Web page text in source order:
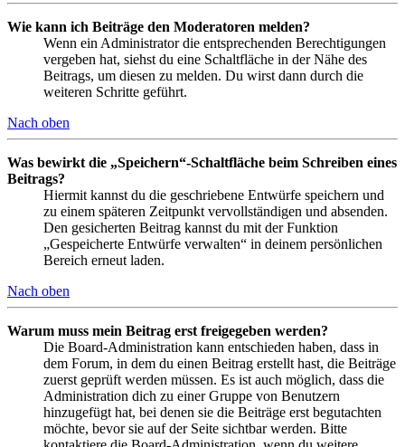
Wie kann ich Beiträge den Moderatoren melden?
Wenn ein Administrator die entsprechenden Berechtigungen
vergeben hat, siehst du eine Schaltfläche in der Nähe des
Beitrags, um diesen zu melden. Du wirst dann durch die
weiteren Schritte geführt.
Nach oben
Was bewirkt die „Speichern“-Schaltfläche beim Schreiben eines
Beitrags?
Hiermit kannst du die geschriebene Entwürfe speichern und
zu einem späteren Zeitpunkt vervollständigen und absenden.
Den gesicherten Beitrag kannst du mit der Funktion
„Gespeicherte Entwürfe verwalten“ in deinem persönlichen
Bereich erneut laden.
Nach oben
Warum muss mein Beitrag erst freigegeben werden?
Die Board-Administration kann entschieden haben, dass in
dem Forum, in dem du einen Beitrag erstellt hast, die Beiträge
zuerst geprüft werden müssen. Es ist auch möglich, dass die
Administration dich zu einer Gruppe von Benutzern
hinzugefügt hat, bei denen sie die Beiträge erst begutachten
möchte, bevor sie auf der Seite sichtbar werden. Bitte